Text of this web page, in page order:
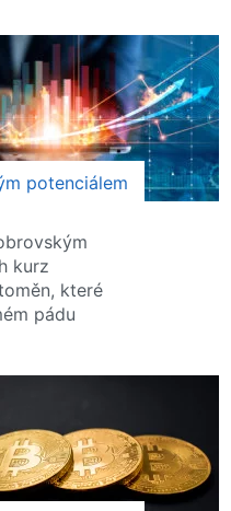
potenciálem
kurz
které
pádu